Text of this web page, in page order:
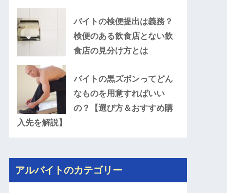
バイトの検便提出は義務？
検便のある飲食店とない飲
食店の見分け方とは
バイトの黒ズボンってどん
なものを用意すればいい
の？【選び方＆おすすめ購
入先を解説】
アルバイトのカテゴリー